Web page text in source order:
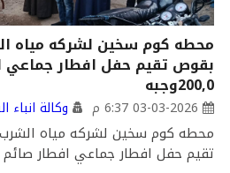
محطه كوم سخين لشركه مياه
بقوص تقيم حفل افطار جماعي
200,0وجبه
03-03-2026 6:37 م وكالة انباء
محطه كوم سخين لشركه مياه
تقيم حفل افطار جماعي افطار صائم أكثر من